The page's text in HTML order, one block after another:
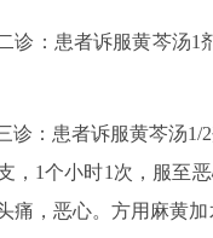
诊：患者诉服黄芩汤
诊：患者诉服黄芩汤
，1个小时1次，服至
痛，恶心。方用麻黄